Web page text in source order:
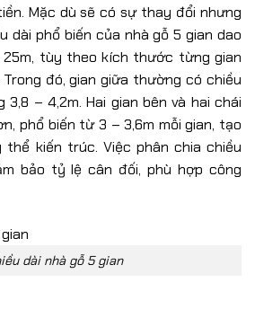
Mặc dù sẽ có sự thay đổi nhưng
dài phổ biến của nhà gỗ 5 gian dao
25m, tùy theo kích thước từng gian
đó, gian giữa thường có chiều
3,8 – 4,2m. Hai gian bên và hai chái
phổ biến từ 3 – 3,6m mỗi gian, tạo
kiến trúc. Việc phân chia chiều
bảo tỷ lệ cân đối, phù hợp công
dài nhà gỗ 5 gian